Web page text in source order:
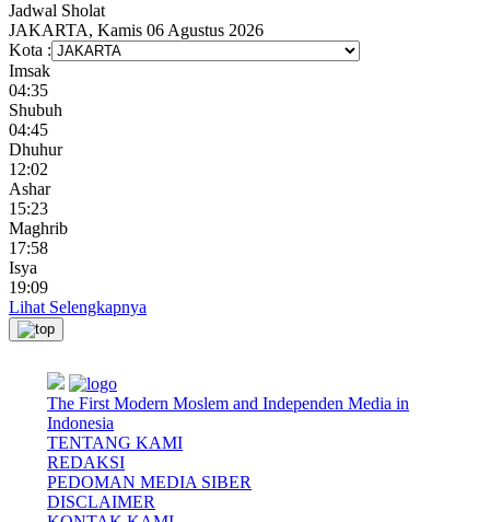
Jadwal Sholat
JAKARTA, Kamis 06 Agustus 2026
Kota :
Imsak
04:35
Shubuh
04:45
Dhuhur
12:02
Ashar
15:23
Maghrib
17:58
Isya
19:09
Lihat Selengkapnya
The First Modern Moslem and Independen Media in
Indonesia
TENTANG KAMI
REDAKSI
PEDOMAN MEDIA SIBER
DISCLAIMER